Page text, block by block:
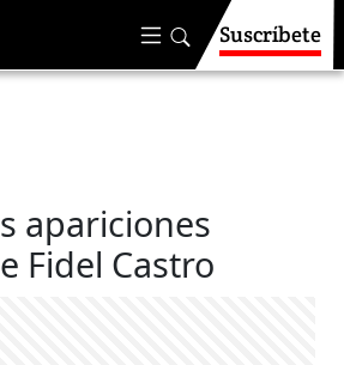
Suscríbete
apariciones
Fidel Castro